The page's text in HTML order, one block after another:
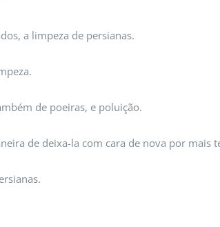
a limpeza de persianas.
de poeiras, e poluição.
de deixa-la com cara de nova por mais